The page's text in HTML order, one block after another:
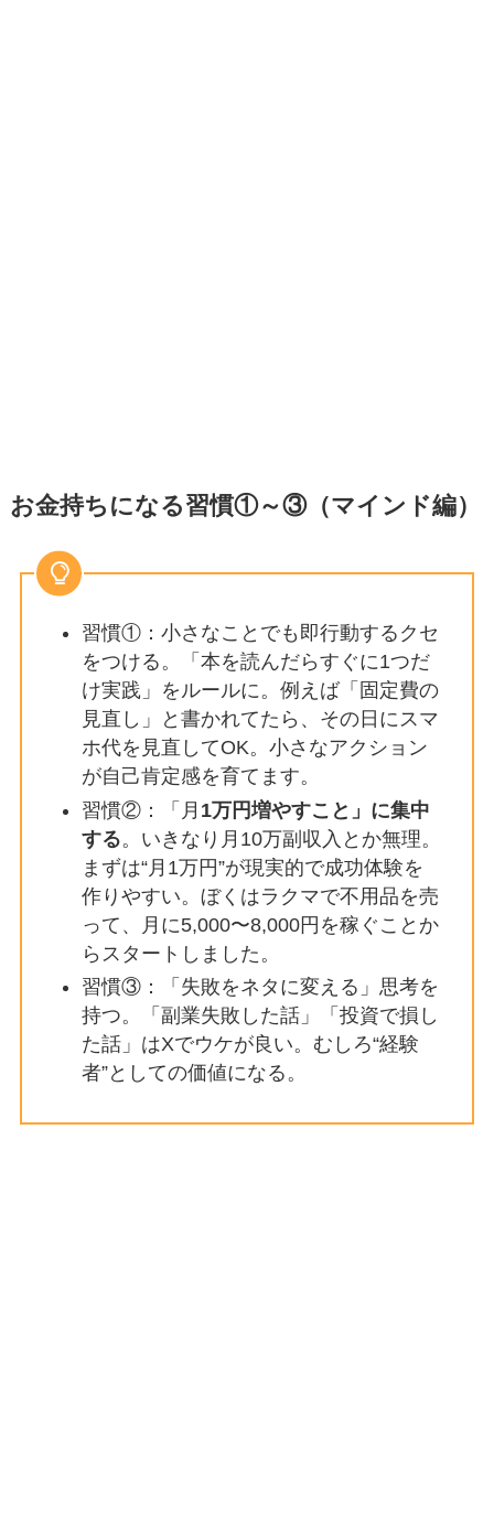
お金持ちになる習慣①～③（マインド編）
習慣①：小さなことでも即行動するクセ
をつける。「本を読んだらすぐに1つだ
け実践」をルールに。例えば「固定費の
見直し」と書かれてたら、その日にスマ
ホ代を見直してOK。小さなアクション
が自己肯定感を育てます。
習慣②：「月 1万円増やすこと」に集中
する。いきなり月10万副収入とか無理。
まずは“月1万円”が現実的で成功体験を
作りやすい。ぼくはラクマで不用品を売
って、月に5,000〜8,000円を稼ぐことか
らスタートしました。
習慣③：「失敗をネタに変える」思考を
持つ。「副業失敗した話」「投資で損し
た話」はXでウケが良い。むしろ“経験
者”としての価値になる。